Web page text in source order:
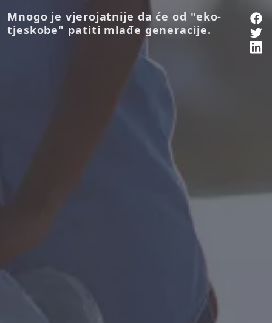
Mnogo je vjerojatnije da će od "eko-
tjeskobe" patiti mlađe generacije.